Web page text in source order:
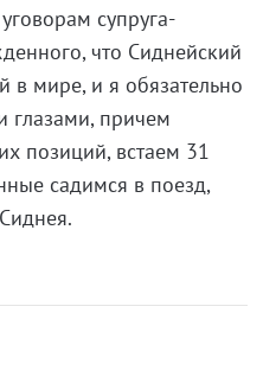
супруга-
что Сиднейский
мире, и я обязательно
глазами, причем
позиций, встаем 31
садимся в поезд,